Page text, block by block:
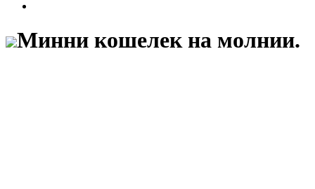
Минни кошелек на молнии.